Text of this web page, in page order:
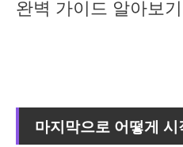
완벽 가이드 알아보
마지막으로 어떻게